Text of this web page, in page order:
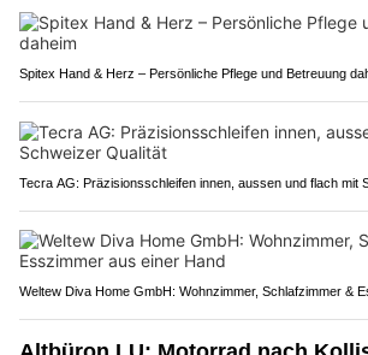
Spitex Hand & Herz – Persönliche Pflege und Betreuung
Tecra AG: Präzisionsschleifen innen, aussen und flach mit
Weltew Diva Home GmbH: Wohnzimmer, Schlafzimmer &